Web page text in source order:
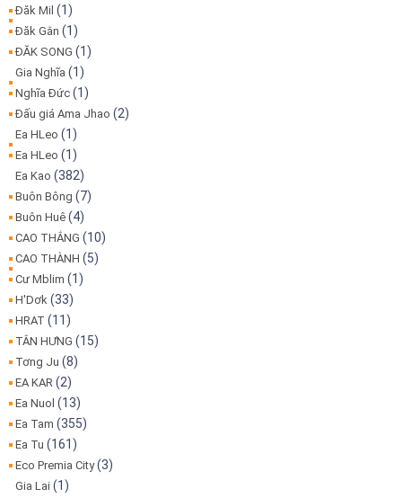
Đăk Mil (1)
Đăk Gằn (1)
ĐĂK SONG (1)
Gia Nghĩa (1)
Nghĩa Đức (1)
Đấu giá Ama Jhao (2)
Ea HLeo (1)
Ea HLeo (1)
Ea Kao (382)
Buôn Bông (7)
Buôn Huê (4)
CAO THẮNG (10)
CAO THÀNH (5)
Cư Mblim (1)
H'Dơk (33)
HRAT (11)
TÂN HƯNG (15)
Tơng Ju (8)
EA KAR (2)
Ea Nuol (13)
Ea Tam (355)
Ea Tu (161)
Eco Premia City(3)
Gia Lai (1)